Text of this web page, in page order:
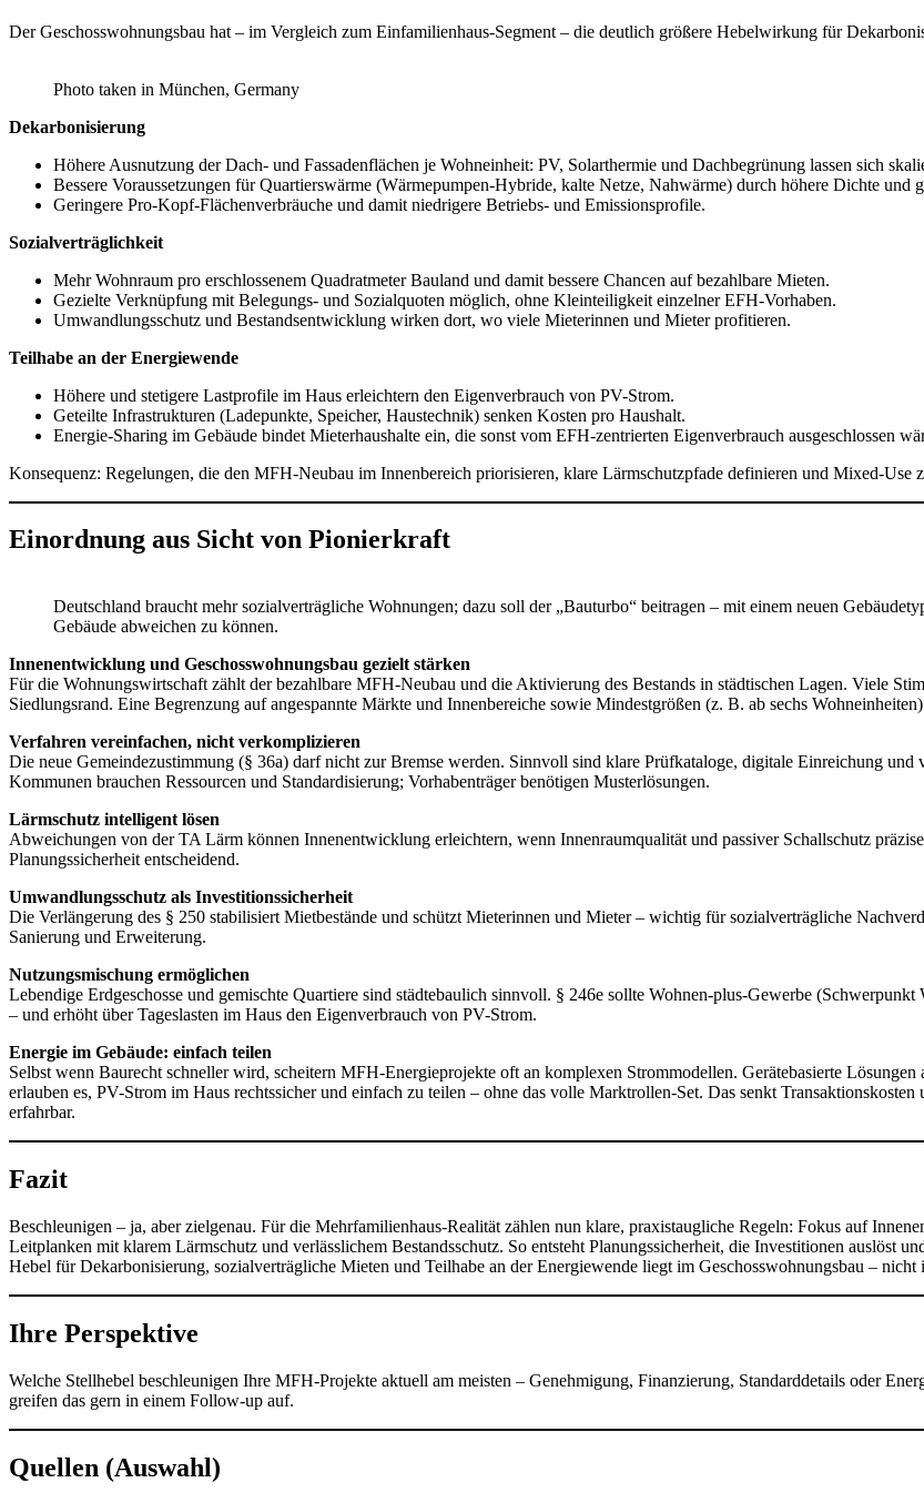
Der Geschosswohnungsbau hat – im Vergleich zum Einfamilienhaus-Segment – die deutlich größere Hebelwirkung für
Photo taken in München, Germany
Dekarbonisierung
Höhere Ausnutzung der Dach- und Fassadenflächen je Wohneinheit: PV, Solarthermie und Dachbegrünung lassen sich
Bessere Voraussetzungen für Quartierswärme (Wärmepumpen-Hybride, kalte Netze, Nahwärme) durch höhere Dichte und
Geringere Pro-Kopf-Flächenverbräuche und damit niedrigere Betriebs- und Emissionsprofile.
Sozialverträglichkeit
Mehr Wohnraum pro erschlossenem Quadratmeter Bauland und damit bessere Chancen auf bezahlbare Mieten.
Gezielte Verknüpfung mit Belegungs- und Sozialquoten möglich, ohne Kleinteiligkeit einzelner EFH-Vorhaben.
Umwandlungsschutz und Bestandsentwicklung wirken dort, wo viele Mieterinnen und Mieter profitieren.
Teilhabe an der Energiewende
Höhere und stetigere Lastprofile im Haus erleichtern den Eigenverbrauch von PV-Strom.
Geteilte Infrastrukturen (Ladepunkte, Speicher, Haustechnik) senken Kosten pro Haushalt.
Energie-Sharing im Gebäude bindet Mieterhaushalte ein, die sonst vom EFH-zentrierten Eigenverbrauch ausgeschlossen
Konsequenz: Regelungen, die den MFH-Neubau im Innenbereich priorisieren, klare Lärmschutzpfade definieren und Mixed-Use
Einordnung aus Sicht von Pionierkraft
Deutschland braucht mehr sozialverträgliche Wohnungen; dazu soll der „Bauturbo“ beitragen – mit einem neuen
Gebäude abweichen zu können.
Innenentwicklung und Geschosswohnungsbau gezielt stärken
Für die Wohnungswirtschaft zählt der bezahlbare MFH-Neubau und die Aktivierung des Bestands in städtischen Lagen. Viele
Siedlungsrand. Eine Begrenzung auf angespannte Märkte und Innenbereiche sowie Mindestgrößen (z. B. ab sechs
Verfahren vereinfachen, nicht verkomplizieren
Die neue Gemeindezustimmung (§ 36a) darf nicht zur Bremse werden. Sinnvoll sind klare Prüfkataloge, digitale Einreichung
Kommunen brauchen Ressourcen und Standardisierung; Vorhabenträger benötigen Musterlösungen.
Lärmschutz intelligent lösen
Abweichungen von der TA Lärm können Innenentwicklung erleichtern, wenn Innenraumqualität und passiver Schallschutz
Planungssicherheit entscheidend.
Umwandlungsschutz als Investitionssicherheit
Die Verlängerung des § 250 stabilisiert Mietbestände und schützt Mieterinnen und Mieter – wichtig für sozialverträgliche
Sanierung und Erweiterung.
Nutzungsmischung ermöglichen
Lebendige Erdgeschosse und gemischte Quartiere sind städtebaulich sinnvoll. § 246e sollte Wohnen-plus-Gewerbe
– und erhöht über Tageslasten im Haus den Eigenverbrauch von PV-Strom.
Energie im Gebäude: einfach teilen
Selbst wenn Baurecht schneller wird, scheitern MFH-Energieprojekte oft an komplexen Strommodellen. Gerätebasierte
erlauben es, PV-Strom im Haus rechtssicher und einfach zu teilen – ohne das volle Marktrollen-Set. Das senkt
erfahrbar.
Fazit
Beschleunigen – ja, aber zielgenau. Für die Mehrfamilienhaus-Realität zählen nun klare, praxistaugliche Regeln: Fokus auf
Leitplanken mit klarem Lärmschutz und verlässlichem Bestandsschutz. So entsteht Planungssicherheit, die Investitionen auslöst
Hebel für Dekarbonisierung, sozialverträgliche Mieten und Teilhabe an der Energiewende liegt im Geschosswohnungsbau –
Ihre Perspektive
Welche Stellhebel beschleunigen Ihre MFH-Projekte aktuell am meisten – Genehmigung, Finanzierung, Standarddetails oder
greifen das gern in einem Follow-up auf.
Quellen (Auswahl)